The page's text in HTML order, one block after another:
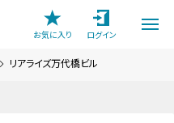
お気に入り
ログイン
リアライズ万代橋ビル